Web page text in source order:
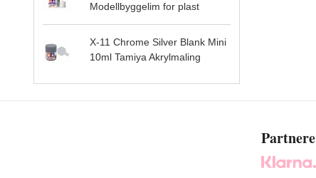
Modellbyggelim for plast
X-11 Chrome Silver Blank Mini
10ml Tamiya Akrylmaling
Partnere